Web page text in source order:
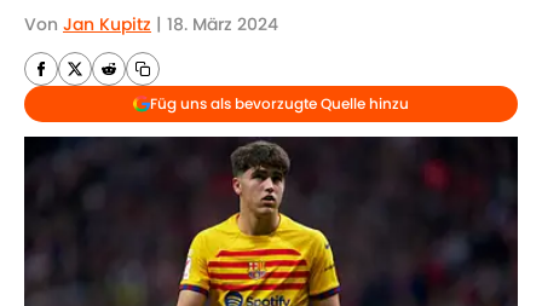
Von Jan Kupitz | 18. März 2024
Füg uns als bevorzugte Quelle hinzu